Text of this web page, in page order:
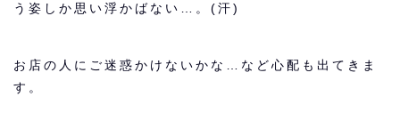
う姿しか思い浮かばない…。(汗)
お店の人にご迷惑かけないかな…など心配も出てきま
す。